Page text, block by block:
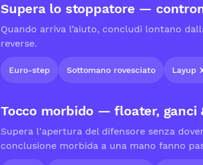
Supera lo stoppatore —
Quando arriva l’aiuto, concludi lontano
reverse.
Euro-step Sottomano rovesciato Layup
Tocco morbido — floater, ganci
Supera l'apertura del difensore senza
conclusione morbida a una mano fanno